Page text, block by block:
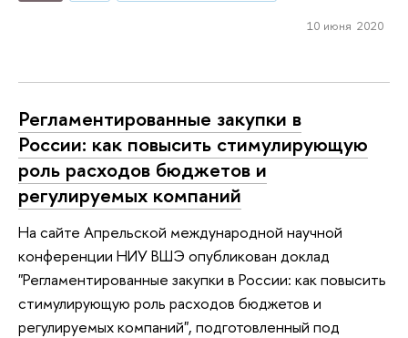
10 июня 2020
Регламентированные закупки в
России: как повысить стимулирующую
роль расходов бюджетов и
регулируемых компаний
На сайте Апрельской международной научной
конференции НИУ ВШЭ опубликован доклад
"Регламентированные закупки в России: как повысить
стимулирующую роль расходов бюджетов и
регулируемых компаний", подготовленный под